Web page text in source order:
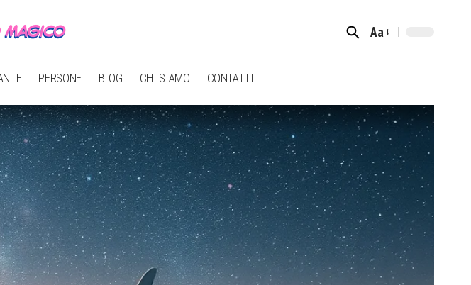
Font
Aa
PERSONE BLOG CHI SIAMO CONTATTI